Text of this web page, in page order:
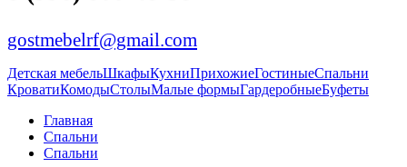
gostmebelrf@gmail.com
Детская мебельШкафыКухниПрихожиеГостиныеСпальни
КроватиКомодыСтолыМалые формыГардеробныеБуфеты
Главная
Спальни
Спальни